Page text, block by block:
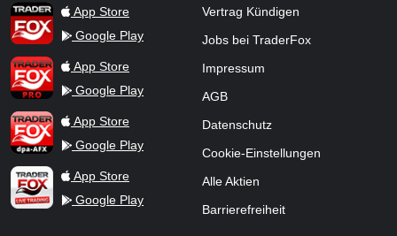
TraderFox AppApp Store
Google Play
TraderFox ProApp Store
Google Play
TraderFox dpa-AFX ProFeed
App Store
Google Play
TraderFox Live Trading
App Store
Google Play
Vertrag Kündigen
Jobs bei TraderFox
Impressum
AGB
Datenschutz
Cookie-Einstellungen
Alle Aktien
Barrierefreiheit